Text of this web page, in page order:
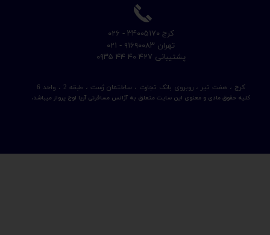
کلیه حقوق مادی و معنوی این سایت متعلق به آژانس مسافرتی آریا اوج پرواز میباشد.
​تهران ۹۱۶۹۰۰۸۳ - ۰۲۱
کرج ، هفت تیر ، روبروی بانک تجارت ، ساختمان ژست ، طبقه 2 ، واحد 6
​کرج ۳۴۰۰۵۱۷۰ - ۰۲۶
​پشتیبانی ۴۲۷ ۴۰ ۴۴ ۰۹۳۵